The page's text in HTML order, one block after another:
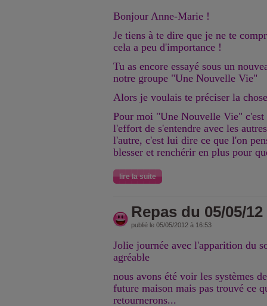
Bonjour Anne-Marie !
Je tiens à te dire que je ne te
cela a peu d'importance !
Tu as encore essayé sous un
notre groupe "Une Nouvelle Vie"
Alors je voulais te préciser la
Pour moi "Une Nouvelle Vie"
l'effort de s'entendre avec les
l'autre, c'est lui dire ce que l'on
blesser et renchérir en plus pour
lire la suite
Repas du 05/05/12
publié le 05/05/2012 à 16:53
Jolie journée avec l'apparition du
agréable
nous avons été voir les systèmes
future maison mais pas trouvé ce
retournerons...